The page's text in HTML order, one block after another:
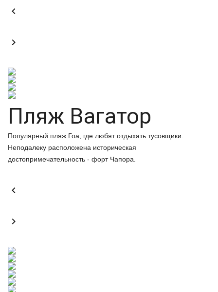


Пляж Вагатор
Популярный пляж Гоа, где любят отдыхать тусовщики.
Неподалеку расположена историческая
достопримечательность - форт Чапора.

